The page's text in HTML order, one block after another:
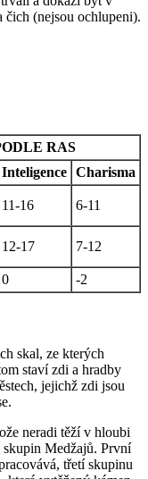
(nejsou ochlupeni).
RAS
Inteligence Charisma
11-16 6-11
12-17 7-12
0 -2
skal, ze kterých
staví zdi a hradby
jejichž zdi jsou
neradi těží v hloubi
skupin Medžajů. První
třetí skupinu